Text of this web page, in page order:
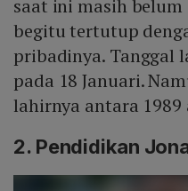
saat ini masih
begitu tertutup
pribadinya. Tanggal
pada 18 Januari.
lahirnya antara
2. Pendidikan